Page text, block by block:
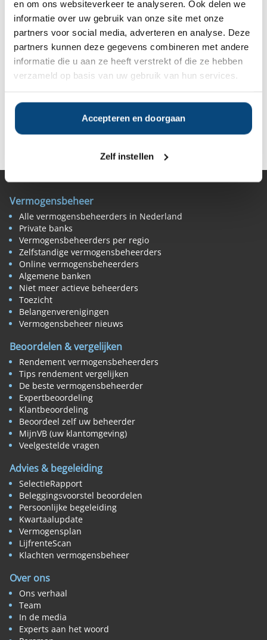
en om ons websiteverkeer te analyseren. Ook delen we
informatie over uw gebruik van onze site met onze
partners voor social media, adverteren en analyse. Deze
partners kunnen deze gegevens combineren met andere
informatie die u aan ze heeft verstrekt of die ze hebben
verzameld op basis van uw gebruik van hun services.
Accepteren en doorgaan
Zelf instellen
Anderen bekeken ook:
Vanaf €25
€10.000
€10.000
€15.000
Deel op Facebook
Vermogensbeheer
Alle vermogensbeheerders in Nederland
Private banks
Vermogensbeheerders per regio
Zelfstandige vermogensbeheerders
Online vermogensbeheerders
Algemene banken
Niet meer actieve beheerders
Toezicht
Belangenverenigingen
Vermogensbeheer nieuws
Beoordelen & vergelijken
Rendement vermogensbeheerders
Tips rendement vergelijken
De beste vermogensbeheerder
Expertbeoordeling
Klantbeoordeling
Beoordeel zelf uw beheerder
MijnVB (uw klantomgeving)
Veelgestelde vragen
Advies & begeleiding
SelectieRapport
Beleggingsvoorstel beoordelen
Persoonlijke begeleiding
Kwartaalupdate
Vermogensplan
LijfrenteScan
Klachten vermogensbeheer
Over ons
Ons verhaal
Team
In de media
Experts aan het woord